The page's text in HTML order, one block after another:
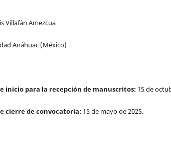
Villafán Amezcua
Anáhuac (México)
inicio para la recepción de manuscritos: 15 de
cierre de convocatoria: 15 de mayo de 2025.